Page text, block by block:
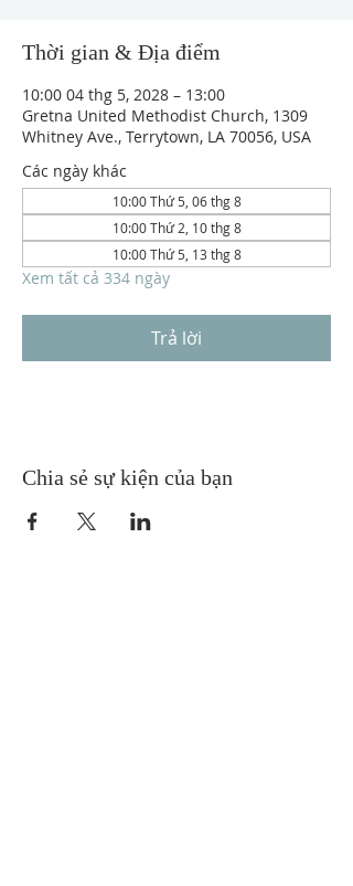
Thời gian & Địa điểm
10:00 04 thg 5, 2028 – 13:00
Gretna United Methodist Church, 1309
Whitney Ave., Terrytown, LA 70056, USA
Các ngày khác
10:00 Thứ 5, 06 thg 8
10:00 Thứ 2, 10 thg 8
10:00 Thứ 5, 13 thg 8
Xem tất cả 334 ngày
Trả lời
Chia sẻ sự kiện của bạn